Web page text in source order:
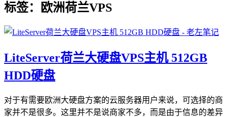
标签：欧洲荷兰VPS
LiteServer荷兰大硬盘VPS主机 512GB
HDD硬盘
对于有需要欧洲大硬盘方案的云服务器用户来说，可选择的商
家并不是很多。这里并不是说商家不多，而是由于信息的差异